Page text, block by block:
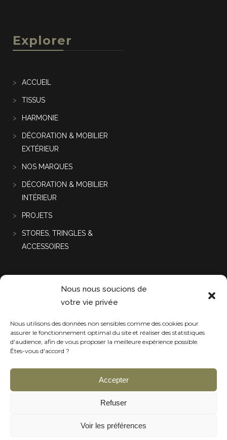
Nous nous soucions de
votre vie privée
Nous utilisons des données non sensibles comme des cookies pour
assurer le fonctionnement optimal du site et réaliser des statistiques
d'audience, afin de vous proposer la meilleure expérience possible.
Êtes-vous d'accord ?
Accepter
Refuser
Voir les préférences
Explorer
ACCUEIL
TISSUS
HARMONIE
DÉCORATION & MOBILIER
EXTÉRIEUR
NOS MARQUES
DÉCORATION & MOBILIER
INTÉRIEUR
PROJETS
STORES, TRINGLES &
ACCESSOIRES
Projets récentes